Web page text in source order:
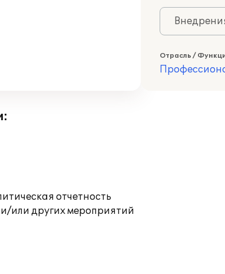
Отрасль /
отчетность
или других мероприятий